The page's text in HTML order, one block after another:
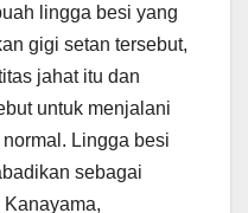
lingga besi yang
gigi setan tersebut,
jahat itu dan
untuk menjalani
Lingga besi
sebagai